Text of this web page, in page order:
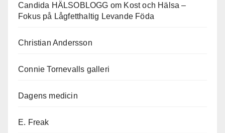
Candida HÄLSOBLOGG om Kost och Hälsa –
Fokus på Lågfetthaltig Levande Föda
Christian Andersson
Connie Tornevalls galleri
Dagens medicin
E. Freak